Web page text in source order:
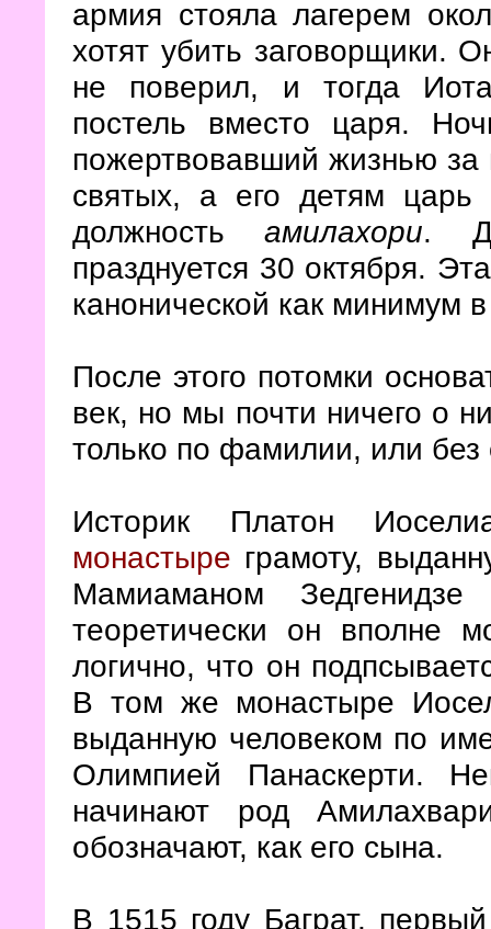
армия стояла лагерем
хотят убить заговорщики.
не поверил, и тогда
постель вместо царя.
пожертвовавший жизнью
святых, а его детям
должностьамилахори.
празднуется 30 октября.
канонической как минимум
После этого потомки
век, но мы почти ничего о
только по фамилии, или без
Историк Платон
монастыре грамоту,
Мамиаманом
теоретически он вполне
логично, что он
В том же монастыре
выданную человеком по
Олимпией Панаскерти.
начинают род
обозначают, как его сына.
В 1515 году Баграт,